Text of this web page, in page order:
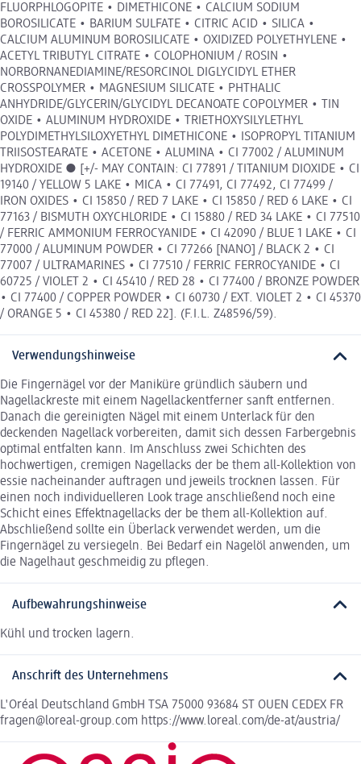
FLUORPHLOGOPITE • DIMETHICONE • CALCIUM SODIUM
BOROSILICATE • BARIUM SULFATE • CITRIC ACID • SILICA •
CALCIUM ALUMINUM BOROSILICATE • OXIDIZED POLYETHYLENE •
ACETYL TRIBUTYL CITRATE • COLOPHONIUM / ROSIN •
NORBORNANEDIAMINE/RESORCINOL DIGLYCIDYL ETHER
CROSSPOLYMER • MAGNESIUM SILICATE • PHTHALIC
ANHYDRIDE/GLYCERIN/GLYCIDYL DECANOATE COPOLYMER • TIN
OXIDE • ALUMINUM HYDROXIDE • TRIETHOXYSILYLETHYL
POLYDIMETHYLSILOXYETHYL DIMETHICONE • ISOPROPYL TITANIUM
TRIISOSTEARATE • ACETONE • ALUMINA • CI 77002 / ALUMINUM
HYDROXIDE ● [+/- MAY CONTAIN: CI 77891 / TITANIUM DIOXIDE • CI
19140 / YELLOW 5 LAKE • MICA • CI 77491, CI 77492, CI 77499 /
IRON OXIDES • CI 15850 / RED 7 LAKE • CI 15850 / RED 6 LAKE • CI
77163 / BISMUTH OXYCHLORIDE • CI 15880 / RED 34 LAKE • CI 77510
/ FERRIC AMMONIUM FERROCYANIDE • CI 42090 / BLUE 1 LAKE • CI
77000 / ALUMINUM POWDER • CI 77266 [NANO] / BLACK 2 • CI
77007 / ULTRAMARINES • CI 77510 / FERRIC FERROCYANIDE • CI
60725 / VIOLET 2 • CI 45410 / RED 28 • CI 77400 / BRONZE POWDER
• CI 77400 / COPPER POWDER • CI 60730 / EXT. VIOLET 2 • CI 45370
/ ORANGE 5 • CI 45380 / RED 22]. (F.I.L. Z48596/59).
Verwendungshinweise
Die Fingernägel vor der Maniküre gründlich säubern und
Nagellackreste mit einem Nagellackentferner sanft entfernen.
Danach die gereinigten Nägel mit einem Unterlack für den
deckenden Nagellack vorbereiten, damit sich dessen Farbergebnis
optimal entfalten kann. Im Anschluss zwei Schichten des
hochwertigen, cremigen Nagellacks der be them all-Kollektion von
essie nacheinander auftragen und jeweils trocknen lassen. Für
einen noch individuelleren Look trage anschließend noch eine
Schicht eines Effektnagellacks der be them all-Kollektion auf.
Abschließend sollte ein Überlack verwendet werden, um die
Fingernägel zu versiegeln. Bei Bedarf ein Nagelöl anwenden, um
die Nagelhaut geschmeidig zu pflegen.
Aufbewahrungshinweise
Kühl und trocken lagern.
Anschrift des Unternehmens
L'Oréal Deutschland GmbH TSA 75000 93684 ST OUEN CEDEX FR
fragen@loreal-group.com https://www.loreal.com/de-at/austria/